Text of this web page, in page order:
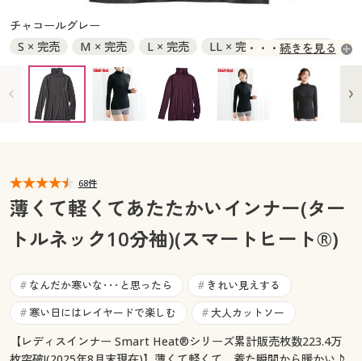
大きいサイズ 事務・制服
カタログ・チラシからのご注文
デジタルカタログ
カタログ無料プレゼント
マイページ
閲覧履歴
お気に入り
サポート
カタログ無料プレゼント
会員メニュー
閲覧履歴
お気に入り
ご利用ガイド
よくある質問とお問い合わせ
チャコールグレー
S × 完売
M × 完売 L × 完売 LL × 完売
3L × 完売
4L × 完売
5L × 完売 6L × 完売
続きを見る
68件
薄くて軽くてあたたかいインナー(ター
トルネック10分袖)(スマートヒート®)
# なんだか寒いな･･･と思ったら # きれい見えする
# 寒い日にはレイヤードで楽しむ # 大人カットソー
【レディスインナー Smart Heat®シリーズ累計販売枚数223.4万